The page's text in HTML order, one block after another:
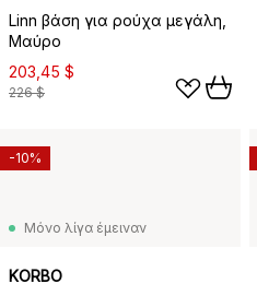
Linn βάση για ρούχα μεγάλη,
Μαύρο
203,45 $
226 $
Μόνο λίγα έμειναν
KORBO
-10%